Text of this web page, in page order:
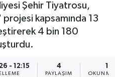
Şehir Tiyatrosu,
kapsamında 13
4 bin 180
- 12:15 4
PAYLAŞIM OKUNMA